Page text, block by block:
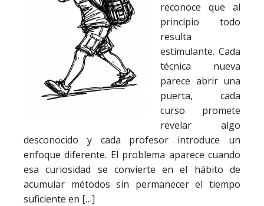
reconoce que al
principio todo
resulta
estimulante. Cada
técnica nueva
parece abrir una
puerta, cada
curso promete
revelar algo
desconocido y cada profesor introduce un
enfoque diferente. El problema aparece cuando
esa curiosidad se convierte en el hábito de
acumular métodos sin permanecer el tiempo
suficiente en […]